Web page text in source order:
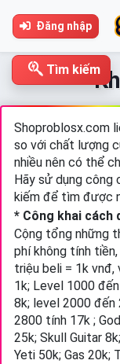
Đăng nhập
Shoproblosx.com
so với chất lượng
nhiều nên có thể
Hãy sử dụng công
kiếm để tìm được
* Công khai cách
Cộng tổng những
phí không tính
triệu beli = 1k
1k; Level 1000
8k; level 2000
2800 tính 17k ;
25k; Skull Guitar 8k;
Yeti 50k; Gas 20k;
Tìm kiếm